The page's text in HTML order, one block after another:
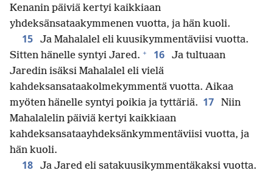
Kenanin päiviä kertyi kaikkiaan
yhdeksänsataakymmenen vuotta, ja hän kuoli.
15
Ja Mahalalel eli kuusikymmentäviisi vuotta.
Sitten hänelle syntyi Jared. + 16
Ja tultuaan
Jaredin isäksi Mahalalel eli vielä
kahdeksansataakolmekymmentä vuotta. Aikaa
myöten hänelle syntyi poikia ja tyttäriä. 17
Niin
Mahalalelin päiviä kertyi kaikkiaan
kahdeksansataayhdeksänkymmentäviisi vuotta, ja
hän kuoli.
18
Ja Jared eli satakuusikymmentäkaksi vuotta.